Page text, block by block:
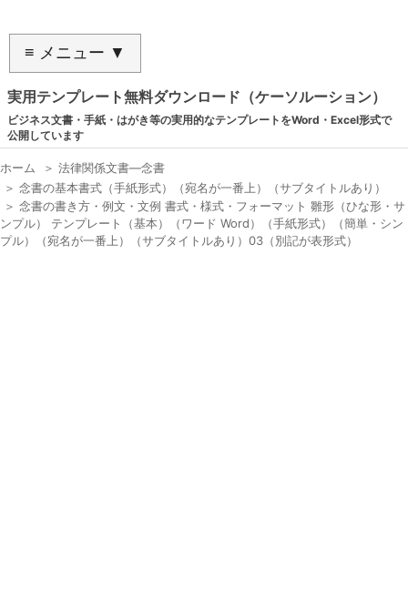
≡ メニュー ▼
実用テンプレート無料ダウンロード（ケーソルーション）
ビジネス文書・手紙・はがき等の実用的なテンプレートをWord・Excel形式で
公開しています
ホーム ＞ 法律関係文書―念書
＞ 念書の基本書式（手紙形式）（宛名が一番上）（サブタイトルあり）
＞ 念書の書き方・例文・文例 書式・様式・フォーマット 雛形（ひな形・サ
ンプル） テンプレート（基本）（ワード Word）（手紙形式）（簡単・シン
プル）（宛名が一番上）（サブタイトルあり）03（別記が表形式）